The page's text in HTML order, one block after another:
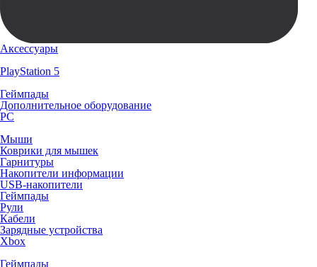
Аксессуары
PlayStation 5
Геймпады
Дополнительное оборудование
PC
Мыши
Коврики для мышек
Гарнитуры
Накопители информации
USB-накопители
Геймпады
Рули
Кабели
Зарядные устройства
Xbox
Геймпады